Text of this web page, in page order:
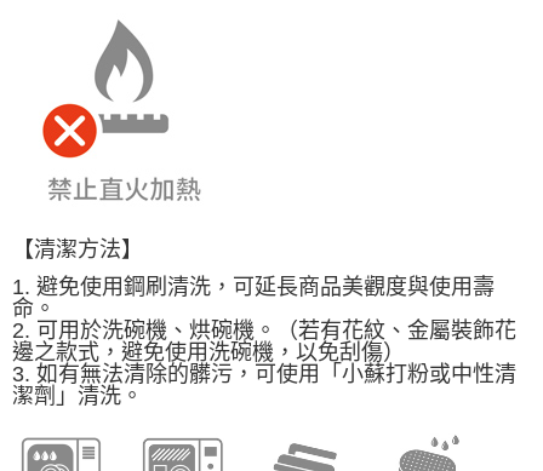
【清潔方法】
1. 避免使用鋼刷清洗，可延長商品美觀度與使用壽
命。
2. 可用於洗碗機、烘碗機。（若有花紋、金屬裝飾花
邊之款式，避免使用洗碗機，以免刮傷）
3. 如有無法清除的髒污，可使用「小蘇打粉或中性清
潔劑」清洗。